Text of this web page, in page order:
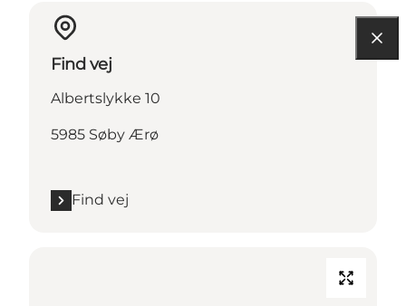
Find vej
Albertslykke 10
5985 Søby Ærø
Find vej